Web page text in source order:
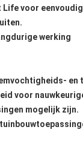
voor
werking
en
voor
mogelijk zijn.